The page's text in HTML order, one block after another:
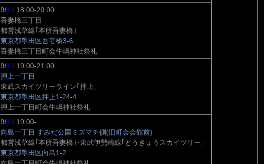
9/13 18:00-20:00
吾妻橋三丁目
都営浅草線｢本所吾妻橋｣
東京都墨田区吾妻橋3-6
吾妻橋三丁目町会牛嶋神社祭礼
9/13 19:00-21:00
押上一丁目
東武スカイツリーライン｢押上｣
東京都墨田区押上1-24-4
押上一丁目町会牛嶋神社祭礼
9/13 19:00-
向島一丁目 すみだ公園ミズマチ側(旧町会会館前)
都営浅草線｢本所吾妻橋｣･東武伊勢崎線｢とうきょうスカイツリー｣
東京都墨田区向島1-2